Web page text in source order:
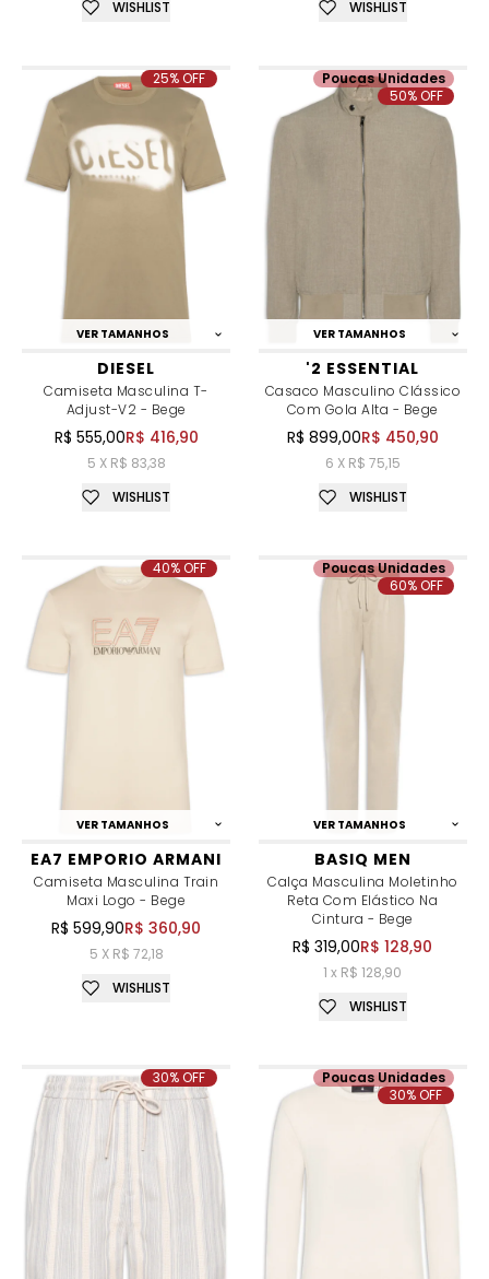
WISHLIST WISHLIST
VER TAMANHOS
DIESEL
Camiseta Masculina T-
Adjust-V2 - Bege
R$ 555,00R$ 416,90
5 X R$ 83,38
25% OFF
WISHLIST
VER TAMANHOS
'2 ESSENTIAL
Casaco Masculino Clássico
Com Gola Alta - Bege
R$ 899,00R$ 450,90
6 X R$ 75,15
Poucas Unidades
50% OFF
WISHLIST
VER TAMANHOS
EA7 EMPORIO ARMANI
Camiseta Masculina Train
Maxi Logo - Bege
R$ 599,90R$ 360,90
5 X R$ 72,18
40% OFF
WISHLIST
VER TAMANHOS
BASIQ MEN
Calça Masculina Moletinho
Reta Com Elástico Na
Cintura - Bege
R$ 319,00R$ 128,90
1 x R$ 128,90
Poucas Unidades
60% OFF
WISHLIST
30% OFF
Poucas Unidades
30% OFF